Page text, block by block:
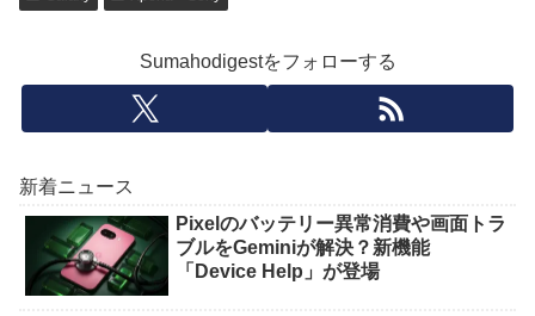
Sumahodigestをフォローする
新着ニュース
Pixelのバッテリー異常消費や画面トラ
ブルをGeminiが解決？新機能
「Device Help」が登場